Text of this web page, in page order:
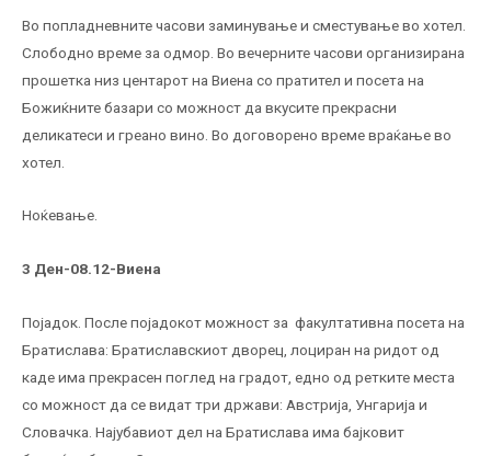
Во попладневните часови заминување и сместување во хотел.
Слободно време за одмор. Во вечерните часови организирана
прошетка низ центарот на Виена со пратител и посета на
Божиќните базари со можност да вкусите прекрасни
деликатеси и греано вино. Во договорено време враќање во
хотел.
Ноќевање.
3 Ден-08.12-Виена
Појадок. После појадокот можност за факултативна посета на
Братислава: Братиславскиот дворец, лоциран на ридот од
каде има прекрасен поглед на градот, едно од ретките места
со можност да се видат три држави: Австрија, Унгарија и
Словачка. Најубавиот дел на Братислава има бајковит